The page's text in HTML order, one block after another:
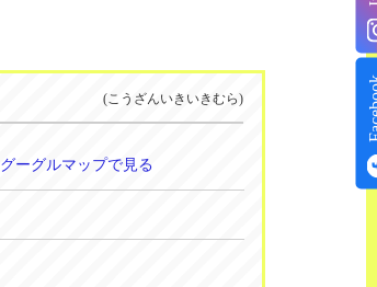
(こうざんいきいきむら)
グーグルマップで見る